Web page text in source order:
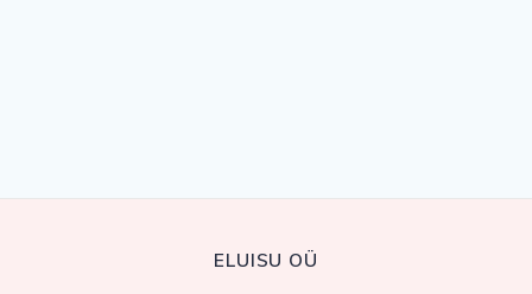
ELUISU OÜ